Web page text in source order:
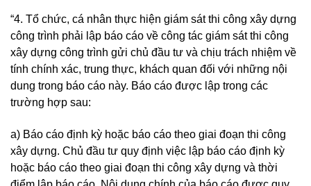
“4. Tổ chức, cá nhân thực hiện giám sát thi công xây dựng
công trình phải lập báo cáo về công tác giám sát thi công
xây dựng công trình gửi chủ đầu tư và chịu trách nhiệm về
tính chính xác, trung thực, khách quan đối với những nội
dung trong báo cáo này. Báo cáo được lập trong các
trường hợp sau:
a) Báo cáo định kỳ hoặc báo cáo theo giai đoạn thi công
xây dựng. Chủ đầu tư quy định việc lập báo cáo định kỳ
hoặc báo cáo theo giai đoạn thi công xây dựng và thời